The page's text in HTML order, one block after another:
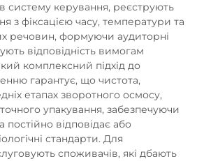
в систему керування, реєструють
з фіксацією часу, температури та
речовин, формуючи аудиторні
відповідність вимогам
комплексний підхід до
гарантує, що чистота,
етапах зворотного осмосу,
упакування, забезпечуючи
постійно відповідає або
стандарти. Для
споживачів, які дбають